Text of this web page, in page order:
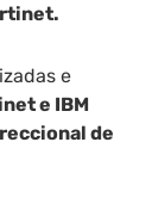
e
e IBM
de